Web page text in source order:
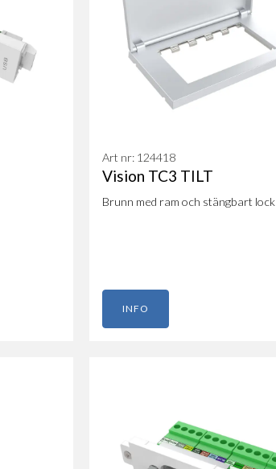
Art nr: 124418
Vision TC3 TILT
Brunn med ram och stängbart lock
INFO